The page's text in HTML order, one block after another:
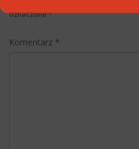
oznaczone*
Komentarz *